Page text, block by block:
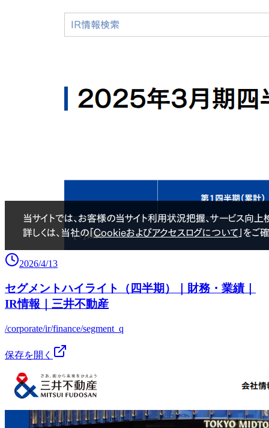
2026/4/13
セグメントハイライト（四半期）｜財務・業績｜
IR情報｜三井不動産
/corporate/ir/finance/segment_q
保存を開く